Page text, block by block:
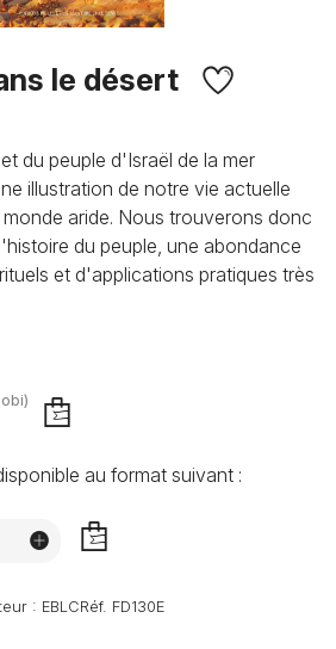
le désert
du peuple d'Israël de la mer
illustration de notre vie actuelle
aride. Nous trouverons donc
du peuple, une abondance
et d'applications pratiques très
au format suivant :
: EBLCRéf. FD130E